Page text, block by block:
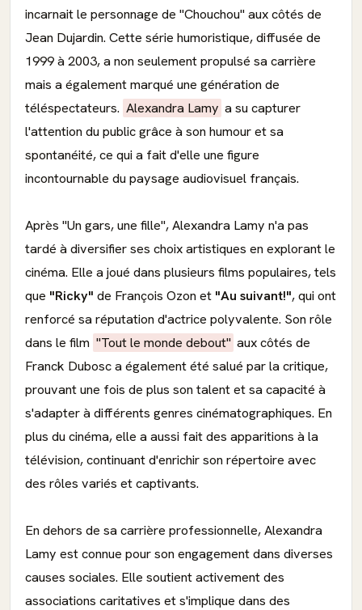
incarnait le personnage de "Chouchou" aux côtés de
Jean Dujardin. Cette série humoristique, diffusée de
1999 à 2003, a non seulement propulsé sa carrière
mais a également marqué une génération de
téléspectateurs. Alexandra Lamy a su capturer
l'attention du public grâce à son humour et sa
spontanéité, ce qui a fait d'elle une figure
incontournable du paysage audiovisuel français.
Après "Un gars, une fille", Alexandra Lamy n'a pas
tardé à diversifier ses choix artistiques en explorant le
cinéma. Elle a joué dans plusieurs films populaires, tels
que "Ricky" de François Ozon et "Au suivant!", qui ont
renforcé sa réputation d'actrice polyvalente. Son rôle
dans le film "Tout le monde debout" aux côtés de
Franck Dubosc a également été salué par la critique,
prouvant une fois de plus son talent et sa capacité à
s'adapter à différents genres cinématographiques. En
plus du cinéma, elle a aussi fait des apparitions à la
télévision, continuant d'enrichir son répertoire avec
des rôles variés et captivants.
En dehors de sa carrière professionnelle, Alexandra
Lamy est connue pour son engagement dans diverses
causes sociales. Elle soutient activement des
associations caritatives et s'implique dans des